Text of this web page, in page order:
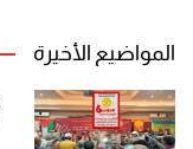
المواضيع الأخيرة